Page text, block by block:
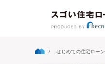
はじめての住宅ローン